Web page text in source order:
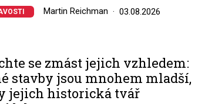
Martin Reichman 03.08.2026
se zmást jejich vzhledem:
stavby jsou mnohem mladší,
jejich historická tvář